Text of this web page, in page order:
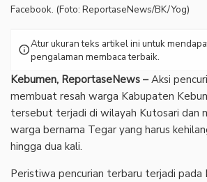
Facebook. (Foto: ReportaseNews/BK/Yog)
infoAtur ukuran teks artikel ini untuk
pengalaman membaca terbaik.
Kebumen, ReportaseNews –Aksi
membuat resah warga Kabupaten
tersebut terjadi di wilayah Kutosari dan
warga bernama Tegar yang harus
hingga dua kali.
‎Peristiwa pencurian terbaru terjadi pada